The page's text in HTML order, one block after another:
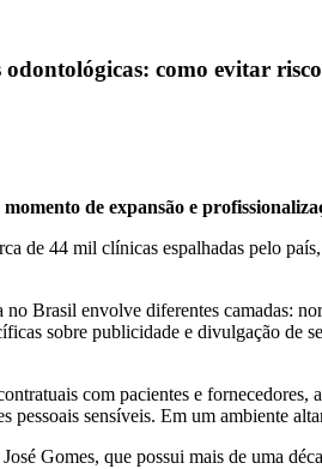
odontológicas: como evitar
de expansão e
de 44 mil clínicas espalhadas pelo
Brasil envolve diferentes camadas:
sobre publicidade e divulgação de
com pacientes e
pessoais sensíveis. Em um ambiente
Gomes, que possui mais de uma